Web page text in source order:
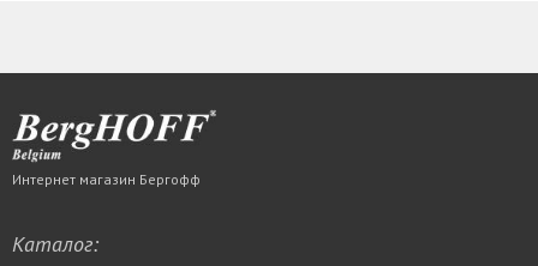
Интернет магазин Бергофф
Каталог: